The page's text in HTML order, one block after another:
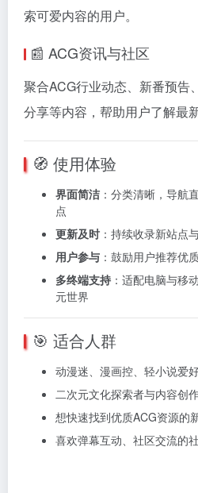
索可爱内容的用户。
📰 ACG资讯与社区
聚合ACG行业动态、新番预告
分享等内容，帮助用户了解最新
🧭 使用体验
界面简洁 ：分类清晰，导航
点
更新及时 ：持续收录新站点
用户参与 ：鼓励用户推荐优
多终端支持 ：适配电脑与移
元世界
🎯 适合人群
动漫迷、漫画控、轻小说爱
二次元文化探索者与内容创
想快速找到优质ACG资源的
喜欢弹幕互动、社区交流的